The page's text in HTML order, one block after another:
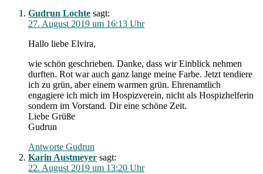
Gudrun Lochte sagt:
27. August 2019 um 16:13 Uhr
Hallo liebe Elvira,
wie schön geschrieben. Danke, dass wir Einblick nehmen
durften. Rot war auch ganz lange meine Farbe. Jetzt tendiere
ich zu grün, aber einem warmen grün. Ehrenamtlich
engagiere ich mich im Hospizverein, nicht als Hospizhelferin
sondern im Vorstand. Dir eine schöne Zeit.
Liebe Grüße
Gudrun
Antworte Gudrun
Karin Austmeyer sagt:
22. August 2019 um 13:20 Uhr